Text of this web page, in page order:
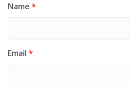
Name *
Email *